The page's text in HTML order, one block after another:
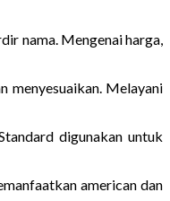
nama. Mengenai harga,
menyesuaikan. Melayani
digunakan untuk
american dan